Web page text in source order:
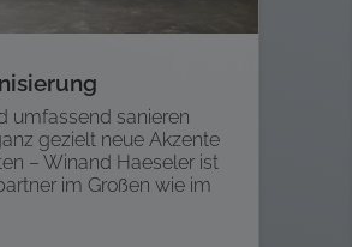
umfassend sanieren
gezielt neue Akzente
– Winand Haeseler ist
im Großen wie im